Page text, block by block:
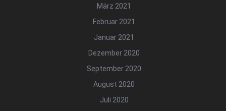
März 2021
Februar 2021
Januar 2021
Dezember 2020
September 2020
August 2020
Juli 2020